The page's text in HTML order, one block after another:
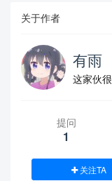
关于作者
有雨
这家伙
提问
1
关注TA